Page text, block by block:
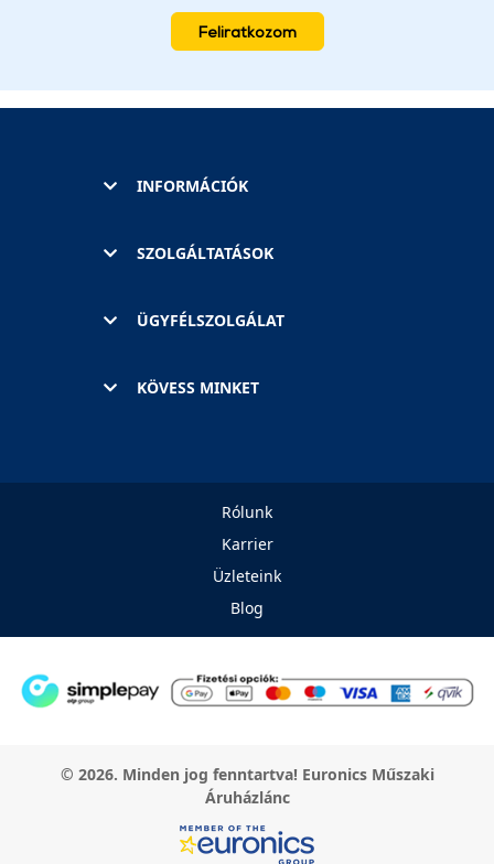
Feliratkozom
INFORMÁCIÓK
SZOLGÁLTATÁSOK
ÜGYFÉLSZOLGÁLAT
KÖVESS MINKET
Rólunk
Karrier
Üzleteink
Blog
© 2026. Minden jog fenntartva! Euronics Műszaki
Áruházlánc